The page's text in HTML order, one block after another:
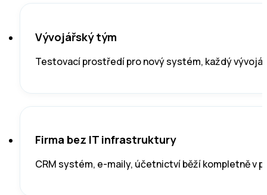
Vývojářský tým
Testovací prostředí pro nový systém, každý
Firma bez IT infrastruktury
CRM systém, e-maily, účetnictví běží kompletně v